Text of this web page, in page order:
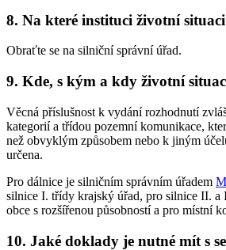
8. Na které instituci životní
Obraťte se na silniční správní úřad.
9. Kde, s kým a kdy životní
Věcná příslušnost k vydání rozhodnutí
kategorií a třídou pozemní komunikace,
než obvyklým způsobem nebo k jiným
určena.
Pro dálnice je silničním správním úřadem
silnice I. třídy krajský úřad, pro silnice II. a
obce s rozšířenou působností a pro místní
10. Jaké doklady je nutné mít s